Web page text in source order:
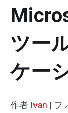
ツー
ケー
作者 Ivan | フ